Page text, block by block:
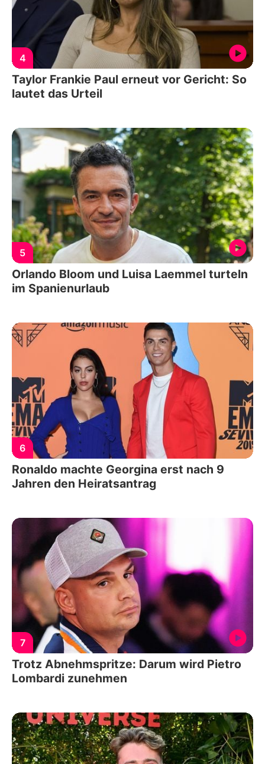
4
Taylor Frankie Paul erneut vor Gericht: So
lautet das Urteil
5
Orlando Bloom und Luisa Laemmel turteln
im Spanienurlaub
6
Ronaldo machte Georgina erst nach 9
Jahren den Heiratsantrag
7
Trotz Abnehmspritze: Darum wird Pietro
Lombardi zunehmen